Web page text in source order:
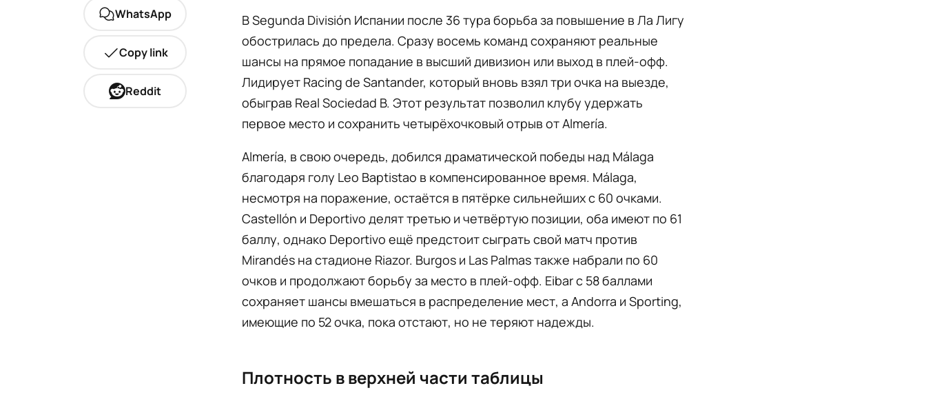
WhatsApp
Copy link
Reddit
В Segunda División Испании после 36 тура борьба за повышение в Ла Лигу
обострилась до предела. Сразу восемь команд сохраняют реальные
шансы на прямое попадание в высший дивизион или выход в плей-офф.
Лидирует Racing de Santander, который вновь взял три очка на выезде,
обыграв Real Sociedad B. Этот результат позволил клубу удержать
первое место и сохранить четырёхочковый отрыв от Almería.
Almería, в свою очередь, добился драматической победы над Málaga
благодаря голу Leo Baptistao в компенсированное время. Málaga,
несмотря на поражение, остаётся в пятёрке сильнейших с 60 очками.
Castellón и Deportivo делят третью и четвёртую позиции, оба имеют по 61
баллу, однако Deportivo ещё предстоит сыграть свой матч против
Mirandés на стадионе Riazor. Burgos и Las Palmas также набрали по 60
очков и продолжают борьбу за место в плей-офф. Eibar с 58 баллами
сохраняет шансы вмешаться в распределение мест, а Andorra и Sporting,
имеющие по 52 очка, пока отстают, но не теряют надежды.
Плотность в верхней части таблицы